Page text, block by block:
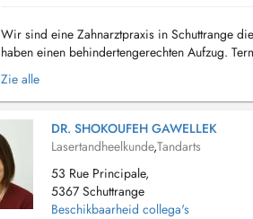
Wir sind eine Zahnarztpraxis in Schuttrange
haben einen behindertengerechten Aufzug.
Shuttrange, nous disposons d'un parking deva...
Zie alle
DR. SHOKOUFEH GAWELLEK
Lasertandheelkunde,Tandarts
53 Rue Principale,
5367 Schuttrange
Beschikbaarheid collega's